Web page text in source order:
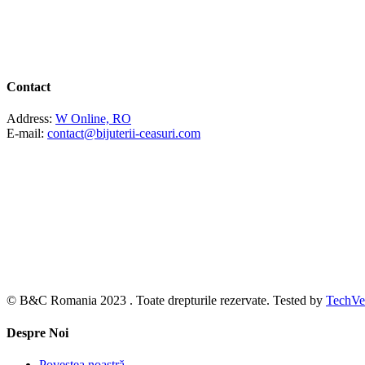
Contact
Address: W Online, RO
E-mail: contact@bijuterii-ceasuri.com
© B&C Romania 2023 . Toate drepturile rezervate. Tested by
Despre Noi